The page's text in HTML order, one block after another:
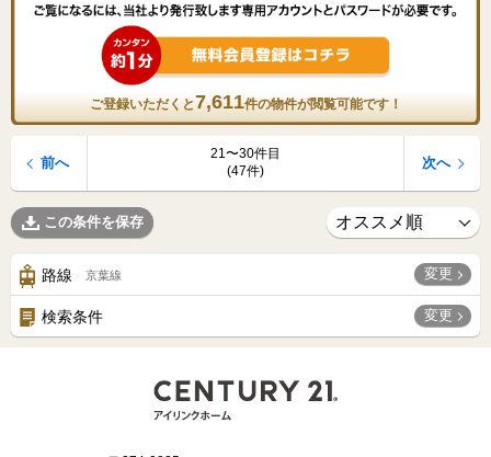
ご登録いただくと7,611件の物件が閲覧可能です！
21〜30件目
(47件)
前へ 次へ
この条件を保存
路線 京葉線 変更
検索条件 変更